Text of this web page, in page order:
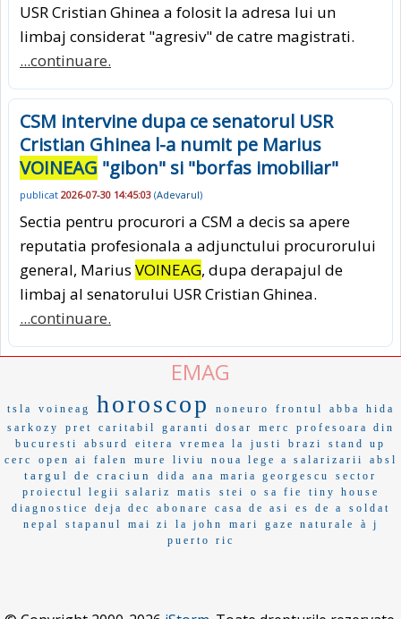
USR Cristian Ghinea a folosit la adresa lui un
limbaj considerat "agresiv" de catre magistrati.
...continuare.
CSM intervine dupa ce senatorul USR
Cristian Ghinea l-a numit pe Marius
VOINEAG "gibon" si "borfas imobiliar"
publicat 2026-07-30 14:45:03 (Adevarul)
Sectia pentru procurori a CSM a decis sa apere
reputatia profesionala a adjunctului procurorului
general, Marius VOINEAG, dupa derapajul de
limbaj al senatorului USR Cristian Ghinea.
...continuare.
EMAG
tsla voineag horoscop noneuro frontul abba
hida
sarkozy
pret caritabil garanti dosar merc
profesoara din
bucuresti
absurd eitera vremea la justi brazi
stand up
cerc
open ai falen mure liviu noua lege a salarizarii absl
targul de craciun dida ana maria georgescu
sector
proiectul legii salariz
matis stei o sa fie
tiny house
diagnostice
deja dec abonare casa de asi es de a
soldat
nepal
stapanul mai zi la john mari gaze naturale
à j
puerto ric